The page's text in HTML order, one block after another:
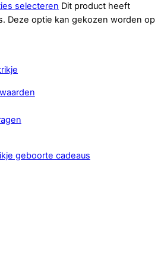
selecteren Dit product heeft
Deze optie kan gekozen worden op
geboorte cadeaus